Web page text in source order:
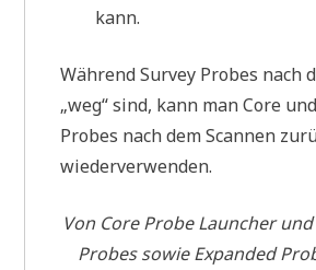
kann.
Während Survey Probes nach
„weg“ sind, kann man Core
Probes nach dem Scannen
wiederverwenden.
Von Core Probe Launcher
Probes sowie Expanded